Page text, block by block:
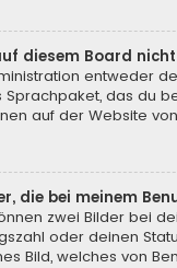
diesem Board
entweder
das du
auf der Website von
die bei meinem
zwei Bilder bei
oder deinen
Bild, welches von